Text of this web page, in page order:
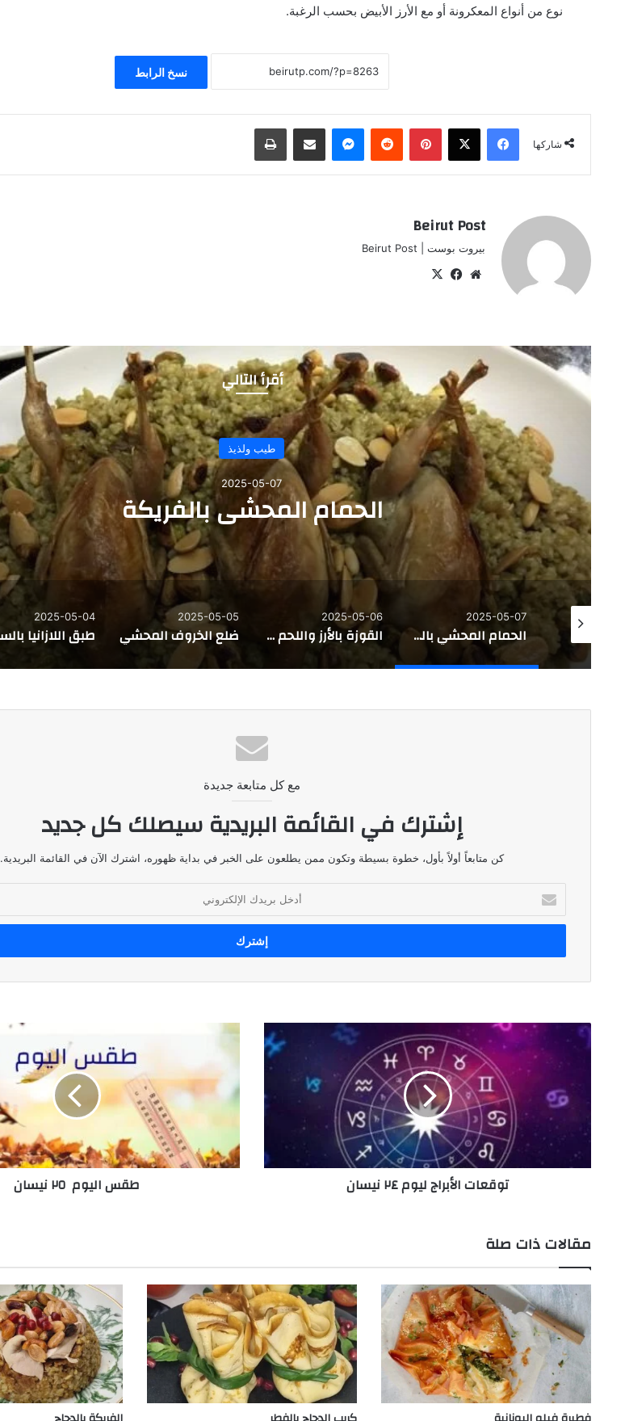
نوع من أنواع المعكرونة أو مع الأرز الأبيض بحسب الرغبة.
نسخ الرابط
شاركها
فيسبوك ‫X بينتيريست
‏Reddit ماسنجر مشاركة عبر البريد طباعة
Beirut Post
بيروت بوست | Beirut Post
موقعفيسبوك
أقرأ التالي
طيب ولذيذ
2025-05-06
القوزة بالأرز واللحم المفروم
2025-05-06
القوزة بالأرز واللحم المفروم
2025-05-05
ضلع الخروف المحشي
2025-05-04
طبق اللازانيا بالسمك
2025-05-03
مع كل متابعة جديدة
إشترك في القائمة البريدية سيصلك كل جديد
كن متابعاً أولاً بأول، خطوة بسيطة وتكون ممن يطلعون على الخبر في بداية ظهوره، اشترك الآن في القائمة البريدية.
بريدك
الإلكتروني
توقعات
الأبراج
نيسان
توقعات الأبراج ليوم ٢٤ نيسان
نيسان
طقس اليوم ٢٥ نيسان
مقالات ذات صلة